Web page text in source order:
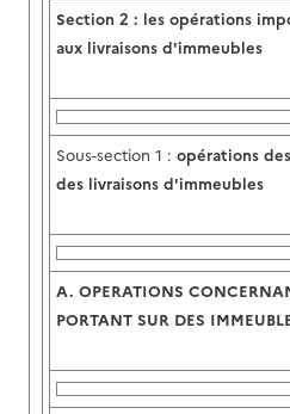
Section 2 : les opérations
aux livraisons d'immeubles
Sous-section 1 : opérations
des livraisons d'immeubles
A. OPERATIONS
PORTANT SUR DES